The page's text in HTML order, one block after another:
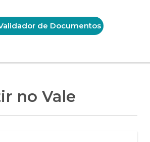
de Documentos
no Vale